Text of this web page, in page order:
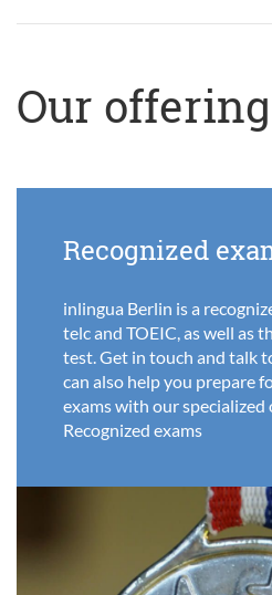
Our
Recognized
inlingua Berlin is a
telc and TOEIC, as well as
test. Get in touch and talk
can also help you prepare
exams with our specialized
Recognized exams